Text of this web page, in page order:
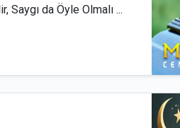
Saygı da Öyle Olmalı ...